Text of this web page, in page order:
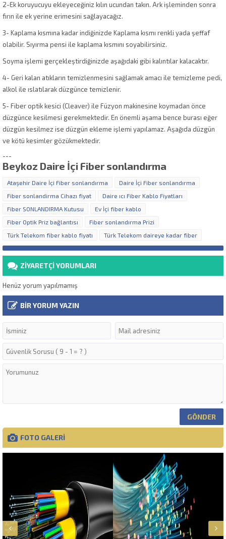
2-Ek koruyucuyu ekleyeceğiniz kılın ucundan takın. Ark işleminden sonra
fırın ile ek yerine erimesini sağlayacağız.
3- Kaplama kısmına kadar indiğinizde Kaplama kısmı renkli yada şeffaf
olabilir. Sıyırma pensi ile kaplama kısmını soyabilirsiniz.
Soyma işlemi gerçekleştirdiğinizde aşağıdaki gibi kalıntılar kalacaktır.
4- Geri kalan atıkların temizlenmesini sağlamak amacı ile temizleme pedi,
alkol ile ıslatılarak düzgünce temizlenir.
5- Fiber optik kesici (Cleaver) ile Füzyon makinesine koymadan önce
düzgünce kesilmesi gerekmektedir. En önemli aşama bence burası eğer
düzgün kesilmez ise düzgün ekleme işlemi yapılamaz. Aşağıda düzgün
ve kötü kesimler gözükmektedir.
---
Beykoz Daire İçi Fiber sonlandırma
Ataşehir Daire İçi Fiber sonlandırma
Daire İçi Fiber sonlandırma
Fiber sonlandirma Cihazı fiyat
Daire ıcı Fiber Kablo Fiyatları
Fiber SONLANDIRMA Kutusu
Ev İçi fiber kablo
Fiber Optik Priz bağlantısı
Fiber sonlandırma Prizi
Türk Telekom fiber kablo fiyatı
Türk Telekom daireye kadar fiber
ZİYARETÇİ YORUMLARI
Henüz yorum yapılmamış
BİR YORUM YAZIN
FOTO GALERİ